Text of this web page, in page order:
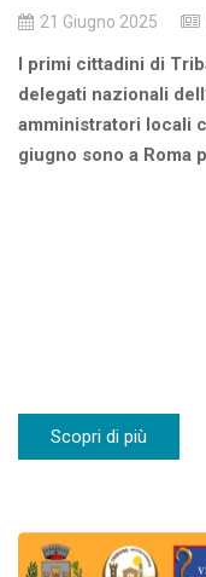
21 Giugno 2025
I primi cittadini di
delegati nazionali
amministratori locali
giugno sono a Roma
Scopri di più